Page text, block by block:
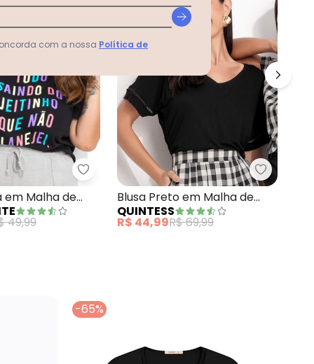
Paetê
Preta com Barra Arrendondada
Marguerite - Blusa Preta em Malha de
em Malha de
49,99
Quintess
Blusa Preto em Malha de
Viscose
QUINTESS
R$ 44,99R$ 69,99
-65%
com a nossa Política de